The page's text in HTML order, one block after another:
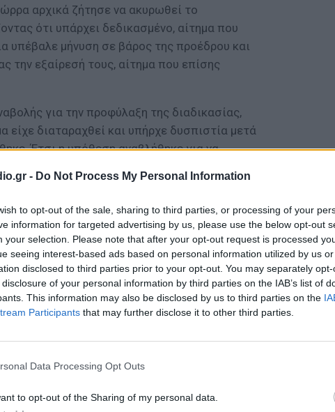
- Do Not Process My Personal Information
to opt-out of the sale, sharing to third parties, or processing of your
information for targeted advertising by us, please use the below opt-out
your selection. Please note that after your opt-out request is processed
seeing interest-based ads based on personal information utilized by us
disclosed to third parties prior to your opt-out. You may separately
of your personal information by third parties on the IAB’s list of
This information may also be disclosed by us to third parties on the
Participants that may further disclose it to other third parties.
Data Processing Opt Outs
to opt-out of the Sharing of my personal data.
6
αρχικά ζήτησε να ακυρωθεί το
ότι υπάρχει δεδικασμένο, αίτημα που
υπέβαλε μήνυση σε βάρος της προέδρου και
την εξαίρεσή τους, αίτημα που επίσης
για την προφύλαξη της διαδικασίας,
είχε διαταραχθεί και υπήρχε δυσπιστία μετά
Έτσι η υπόθεση αναβλήθηκε για να
ΔΙΑΦΗΜΙΣΗ